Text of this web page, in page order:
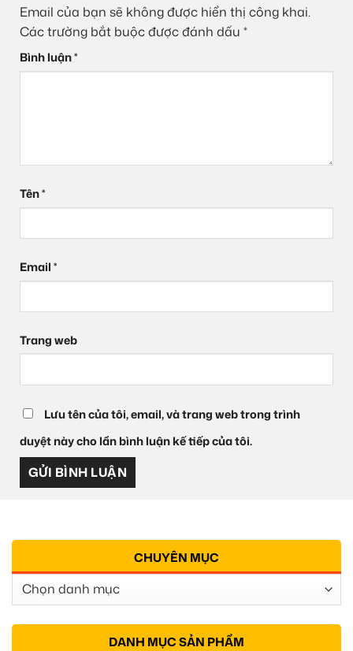
Email của bạn sẽ không được hiển thị công khai.
Các trường bắt buộc được đánh dấu *
Bình luận*
Tên*
Email*
Trang web
Lưu tên của tôi, email, và trang web trong trình
duyệt này cho lần bình luận kế tiếp của tôi.
CHUYÊN MỤC
Chuyên
DANH MỤC SẢN PHẨM